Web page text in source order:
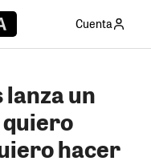
Cuenta
lanza un
quiero
hacer